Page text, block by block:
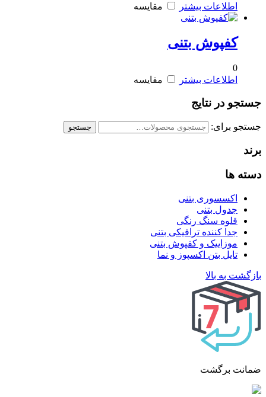
اطلاعات بیشتر
مقایسه
کفپوش بتنی
0
اطلاعات بیشتر
مقایسه
جستجو در نتایج
جستجو برای: جستجو
برند
دسته ها
اکسسوری بتنی
جدول بتنی
قلوه سنگ رنگی
جدا کننده ترافیکی بتنی
موزاییک و کفپوش بتنی
تایل بتن اکسپوز و نما
بازگشت به بالا
ضمانت برگشت